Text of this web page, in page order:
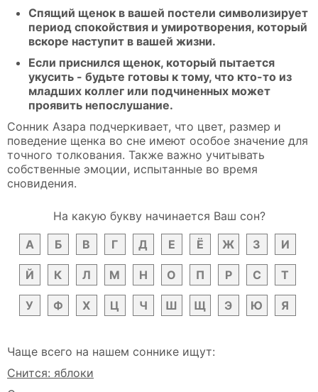
Спящий щенок в вашей постели символизирует
период спокойствия и умиротворения, который
вскоре наступит в вашей жизни.
Если приснился щенок, который пытается
укусить - будьте готовы к тому, что кто-то из
младших коллег или подчиненных может
проявить непослушание.
Сонник Азара подчеркивает, что цвет, размер и
поведение щенка во сне имеют особое значение для
точного толкования. Также важно учитывать
собственные эмоции, испытанные во время
сновидения.
На какую букву начинается Ваш сон?
А
Б В Г Д Е Ё Ж З И
Й К Л М Н О П Р С Т
У Ф Х Ц Ч Ш Щ Э Ю Я
Чаще всего на нашем соннике ищут:
Снится: яблоки